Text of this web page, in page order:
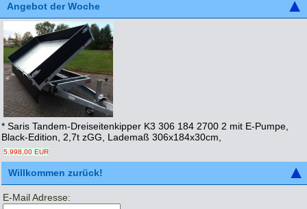
Angebot der Woche
* Saris Tandem-Dreiseitenkipper K3 306 184 2700 2 mit E-Pumpe,
Black-Edition, 2,7t zGG, Lademaß 306x184x30cm,
5.998,00 EUR
Willkommen zurück!
E-Mail Adresse: